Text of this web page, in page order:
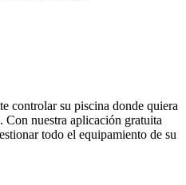
controlar su piscina donde quiera
Con nuestra aplicación gratuita
todo el equipamiento de su